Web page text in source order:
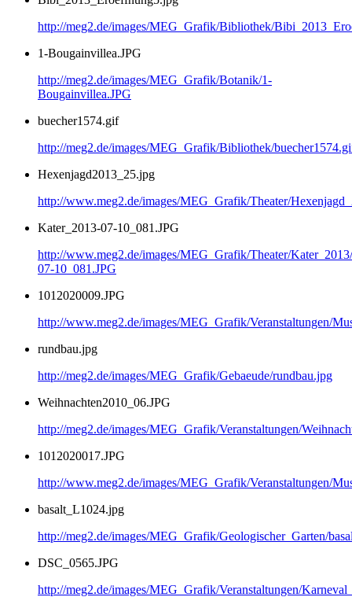
http://meg2.de/images/MEG_Grafik/Bibliothek/
1-Bougainvillea.JPG
http://meg2.de/images/MEG_Grafik/Botanik/1-
Bougainvillea.JPG
buecher1574.gif
http://meg2.de/images/MEG_Grafik/Bibliothek/
Hexenjagd2013_25.jpg
http://www.meg2.de/images/MEG_Grafik/Theater/
Kater_2013-07-10_081.JPG
http://www.meg2.de/images/MEG_Grafik/Theater/
07-10_081.JPG
1012020009.JPG
http://www.meg2.de/images/MEG_Grafik/Veranstaltungen/
rundbau.jpg
http://meg2.de/images/MEG_Grafik/Gebaeude/rundbau.jpg
Weihnachten2010_06.JPG
http://meg2.de/images/MEG_Grafik/Veranstaltungen/
1012020017.JPG
http://www.meg2.de/images/MEG_Grafik/Veranstaltungen/
basalt_L1024.jpg
http://meg2.de/images/MEG_Grafik/Geologischer_Garten/
DSC_0565.JPG
http://meg2.de/images/MEG_Grafik/Veranstaltungen/